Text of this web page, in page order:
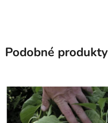
Podobné produkty